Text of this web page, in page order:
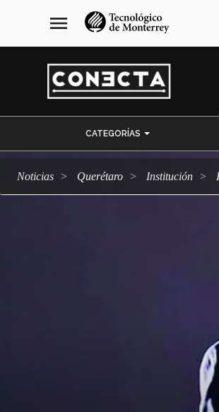
navegación
principal
menu
CATEGORÍAS
Noticias Querétaro Institución